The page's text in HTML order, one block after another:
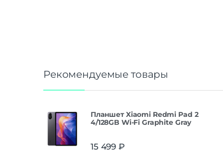
Рекомендуемые товары
Планшет Xiaomi Redmi Pad 2
4/128GB Wi-Fi Graphite Gray
15 499 ₽